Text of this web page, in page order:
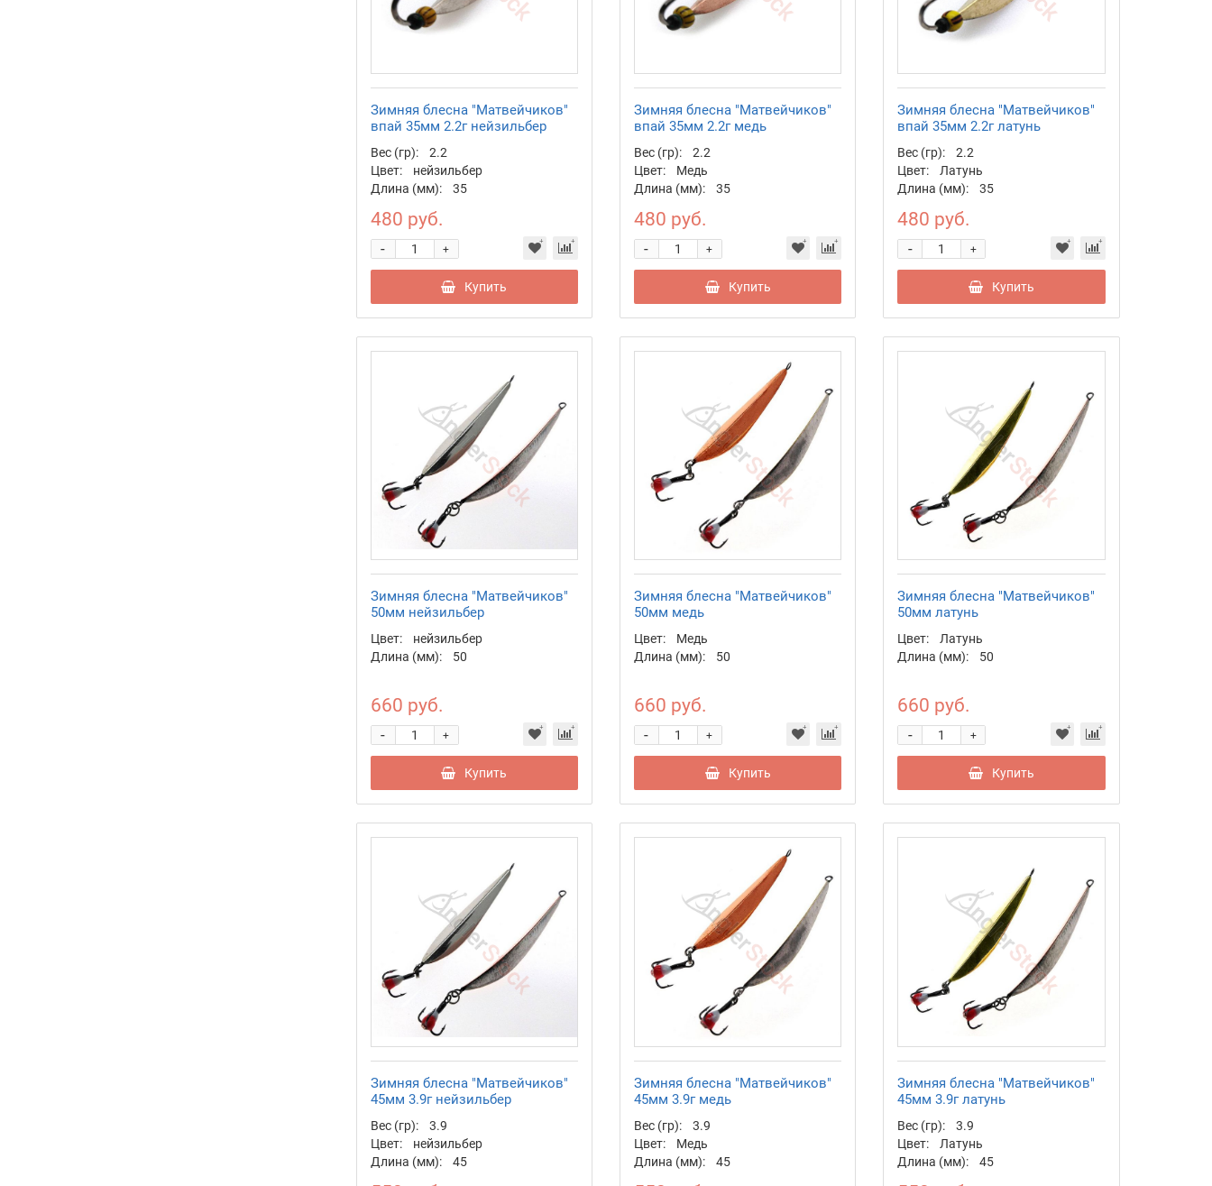
Зимняя блесна "Матвейчиков"
впай 35мм 2.2г нейзильбер
Вес (гр):
2.2
Цвет:
нейзильбер
Длина (мм):
35
480 руб.
+
-
Купить
Зимняя блесна "Матвейчиков"
впай 35мм 2.2г медь
Вес (гр):
2.2
Цвет:
Медь
Длина (мм):
35
480 руб.
+
-
Купить
Зимняя блесна "Матвейчиков"
впай 35мм 2.2г латунь
Вес (гр):
2.2
Цвет:
Латунь
Длина (мм):
35
480 руб.
+
-
Купить
Зимняя блесна "Матвейчиков"
50мм нейзильбер
Цвет:
нейзильбер
Длина (мм):
50
660 руб.
+
-
Купить
Зимняя блесна "Матвейчиков"
50мм медь
Цвет:
Медь
Длина (мм):
50
660 руб.
+
-
Купить
Зимняя блесна "Матвейчиков"
50мм латунь
Цвет:
Латунь
Длина (мм):
50
660 руб.
+
-
Купить
Зимняя блесна "Матвейчиков"
45мм 3.9г нейзильбер
Вес (гр):
3.9
Цвет:
нейзильбер
Длина (мм):
45
Зимняя блесна "Матвейчиков"
45мм 3.9г медь
Вес (гр):
3.9
Цвет:
Медь
Длина (мм):
45
Зимняя блесна "Матвейчиков"
45мм 3.9г латунь
Вес (гр):
3.9
Цвет:
Латунь
Длина (мм):
45